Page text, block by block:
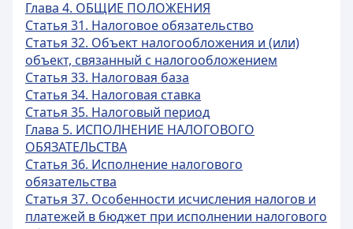
Глава 4. ОБЩИЕ ПОЛОЖЕНИЯ
Статья 31. Налоговое обязательство
Статья 32. Объект налогообложения и (или)
объект, связанный с налогообложением
Статья 33. Налоговая база
Статья 34. Налоговая ставка
Статья 35. Налоговый период
Глава 5. ИСПОЛНЕНИЕ НАЛОГОВОГО
ОБЯЗАТЕЛЬСТВА
Статья 36. Исполнение налогового
обязательства
Статья 37. Особенности исчисления налогов и
платежей в бюджет при исполнении налогового